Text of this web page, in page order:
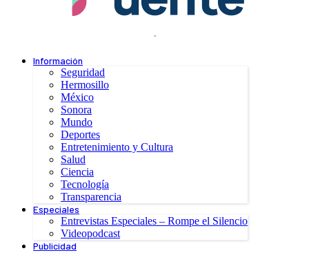
.
Información
Seguridad
Hermosillo
México
Sonora
Mundo
Deportes
Entretenimiento y Cultura
Salud
Ciencia
Tecnología
Transparencia
Especiales
Entrevistas Especiales – Rompe el Silencio
Videopodcast
Publicidad